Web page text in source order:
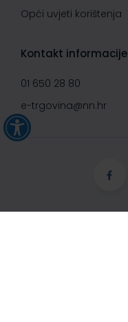
Opći uvjeti korištenja
Kontakt informacije
01 650 28 80
e-trgovina@nn.hr